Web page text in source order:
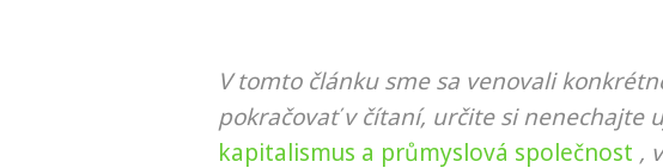
V tomto článku sme sa venovali
pokračovať v čítaní, určite si nenechajte
kapitalismus a průmyslová společnost ,